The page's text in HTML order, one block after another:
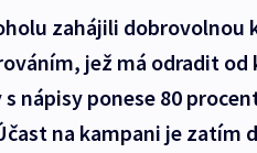
zahájili dobrovolnou
jež má odradit od
nápisy ponese 80
na kampani je zatím